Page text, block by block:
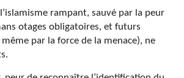
rampant, sauvé par la peur
otages obligatoires, et futurs
par la force de la menace), ne